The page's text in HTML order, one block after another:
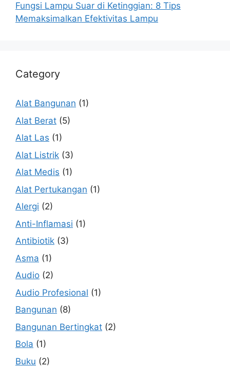
Fungsi Lampu Suar di Ketinggian: 8 Tips
Memaksimalkan Efektivitas Lampu
Category
Alat Bangunan (1)
Alat Berat (5)
Alat Las (1)
Alat Listrik (3)
Alat Medis (1)
Alat Pertukangan (1)
Alergi (2)
Anti-Inflamasi (1)
Antibiotik (3)
Asma (1)
Audio (2)
Audio Profesional (1)
Bangunan (8)
Bangunan Bertingkat (2)
Bola (1)
Buku (2)